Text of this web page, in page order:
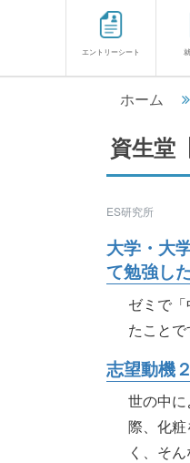
エントリーシート
ホーム
資生堂
ES研究所
大学・大
て勉強し
ゼミで
たことで
志望動機
世の中
際、化
く、そ